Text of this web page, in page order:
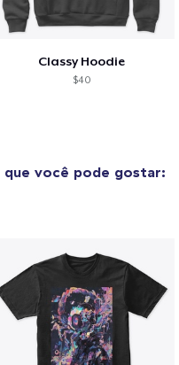
Classy Hoodie
$40
que você pode gostar: